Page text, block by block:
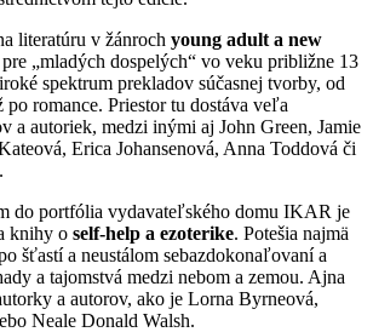
literatúru v žánroch young adult a new
pre „mladých dospelých“ vo veku približne 13
spektrum prekladov súčasnej tvorby, od
po romance. Priestor tu dostáva veľa
a autoriek, medzi inými aj John Green, Jamie
Erica Johansenová, Anna Toddová či
do portfólia vydavateľského domu IKAR je
knihy o self-help a ezoterike. Potešia najmä
šťastí a neustálom sebazdokonaľovaní a
a tajomstvá medzi nebom a zemou. Ajna
a autorov, ako je Lorna Byrneová,
Neale Donald Walsh.